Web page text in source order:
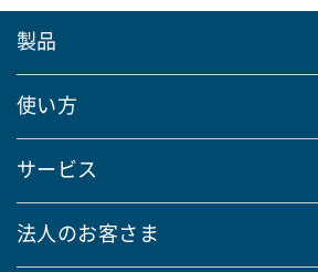
製品
使い方
サービス
法人のお客さま